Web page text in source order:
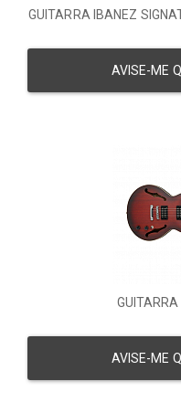
GUITARRA IBANEZ
AVISE-ME
AVISE-ME